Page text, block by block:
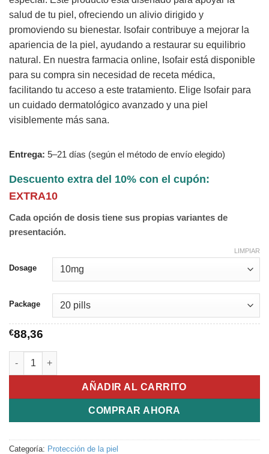
salud de tu piel, ofreciendo un alivio dirigido y
promoviendo su bienestar. Isofair contribuye a mejorar la
apariencia de la piel, ayudando a restaurar su equilibrio
natural. En nuestra farmacia online, Isofair está disponible
para su compra sin necesidad de receta médica,
facilitando tu acceso a este tratamiento. Elige Isofair para
un cuidado dermatológico avanzado y una piel
visiblemente más sana.
Entrega: 5–21 días (según el método de envío elegido)
Descuento extra del 10% con el cupón:
EXTRA10
Cada opción de dosis tiene sus propias variantes de
presentación.
Dosage
Package
LIMPIAR
€88,36
Isofair cantidad
AÑADIR AL CARRITO
COMPRAR AHORA
Categoría: Protección de la piel